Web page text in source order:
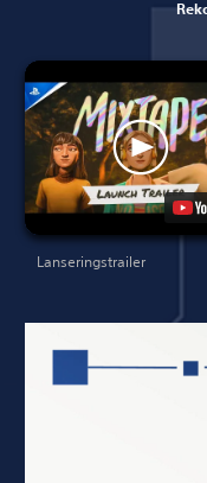
Lanseringstrailer